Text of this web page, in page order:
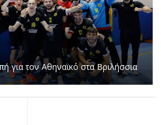
για τον Αθηναϊκό στα Βριλήσσια